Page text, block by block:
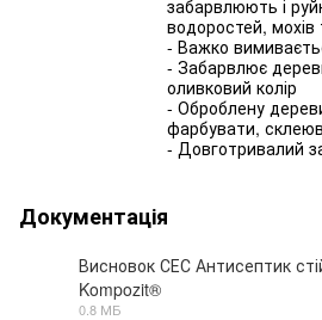
забарвлюють і
водоростей, мохів
- Важко
- Забарвлює
оливковий колір
- Оброблену
фарбувати,
- Довготривалий
Документація
Висновок СЕС Антисептик
Kompozit®
0.8 МБ